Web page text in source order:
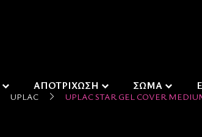
ΑΠΟΤΡΙΧΩΣΗ ΣΩΜΑ
UPLAC UPLAC STAR GEL COVER